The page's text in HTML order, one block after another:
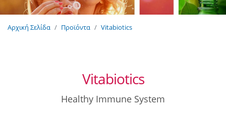
Αρχική Σελίδα Προϊόντα Vitabiotics
Vitabiotics
Healthy Immune System